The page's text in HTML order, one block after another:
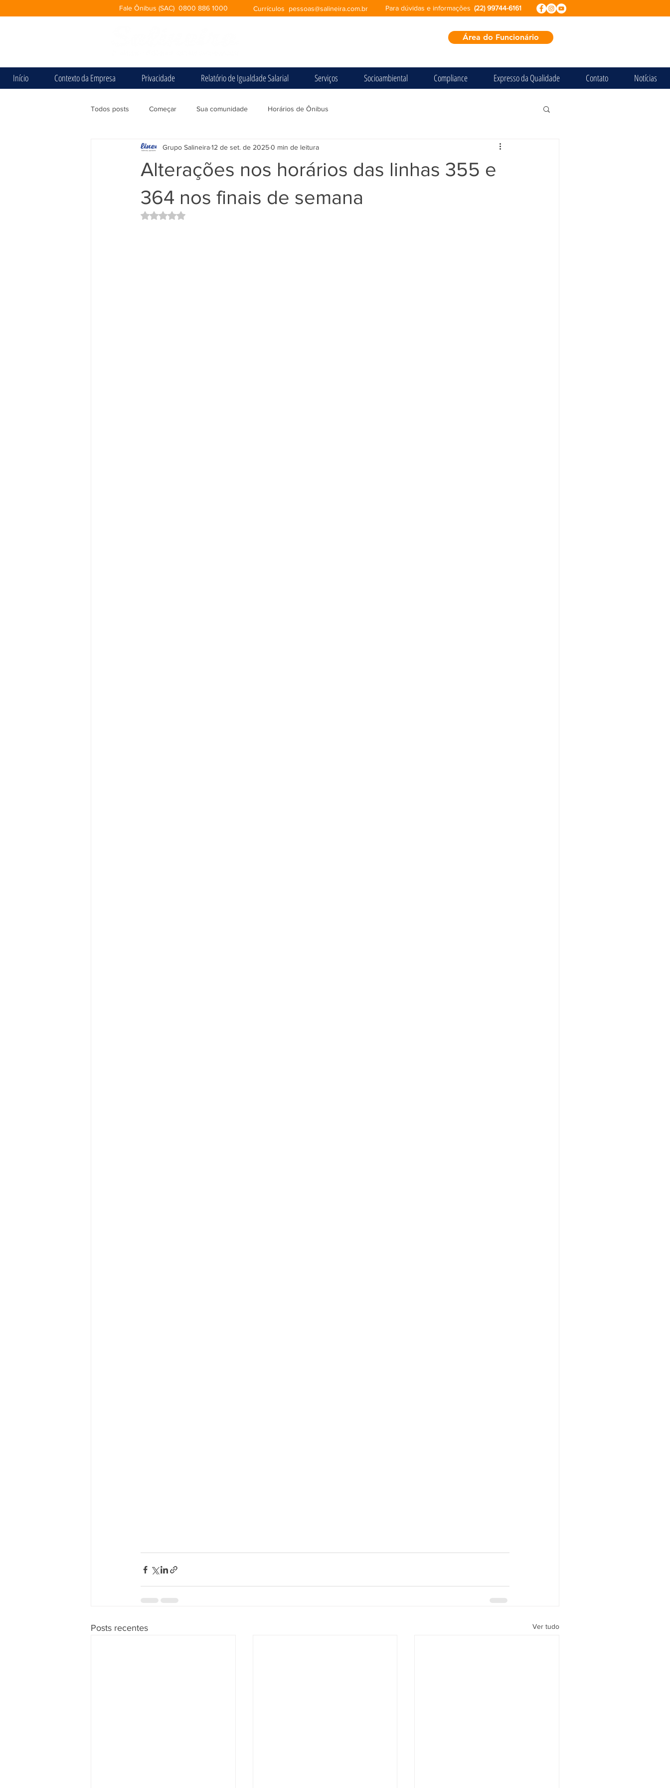
Fale Ônibus (SAC) 0800 886 1000 Currículos pessoas@salineira.com.br (22) 99744-6161
Para dúvidas e informações
Área do Funcionário
Início Contexto da Empresa Privacidade Relatório de Igualdade Salarial Serviços Socioambiental Compliance Expresso da Qualidade Contato Notícias
Todos posts Começar Sua comunidade Horários de Ônibus
Alterações nos horários das linhas 355 e
364 nos finais de semana
Grupo Salineira12 de set. de 20250 min de leitura
Avaliado com NaN de 5 estrelas.
Posts recentes Ver tudo